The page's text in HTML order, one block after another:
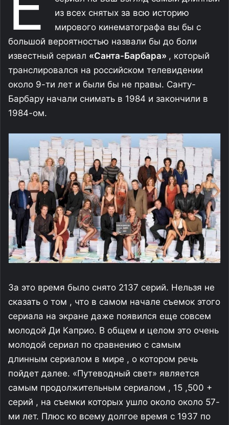
из всех снятых за всю историю
мирового кинематографа вы бы с
большой вероятностью назвали бы до боли
известный сериал «Санта-Барбара» , который
транслировался на российском телевидении
около 9-ти лет и были бы не правы. Санту-
Барбару начали снимать в 1984 и закончили в
1984-ом.
За это время было снято 2137 серий. Нельзя не
сказать о том , что в самом начале съемок этого
сериала на экране даже появился еще совсем
молодой Ди Каприо. В общем и целом это очень
молодой сериал по сравнению с самым
длинным сериалом в мире , о котором речь
пойдет далее. «Путеводный свет» является
самым продолжительным сериалом , 15 ,500 +
серий , на съемки которых ушло около около 57-
ми лет. Плюс ко всему долгое время с 1937 по